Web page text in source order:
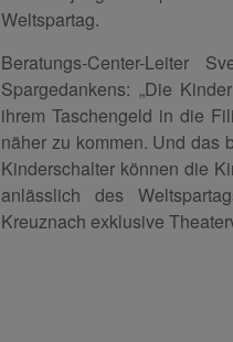
Weltspartag.
Beratungs-Center-Leiter
Spargedankens: „Die
ihrem Taschengeld in die
näher zu kommen. Und das
Kinderschalter können die
anlässlich des
Kreuznach exklusive